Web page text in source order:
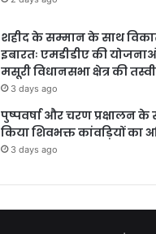
शहीद के सम्मान के साथ
इबारतः एमडीडीए की
मसूरी विधानसभा क्षेत्र की
3 days ago
पुष्पवर्षा और चरण प्रक्षालन
किया शिवभक्त कांवड़ियों का
3 days ago